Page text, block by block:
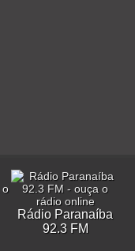
Rádio Paranaíba
92.3 FM